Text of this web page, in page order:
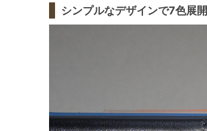
シンプルなデザインで7色展開